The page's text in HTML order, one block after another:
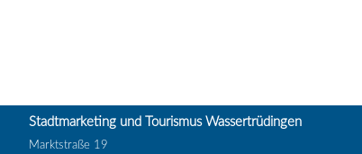
Stadtmarketing und Tourismus Wassertrüdingen
Marktstraße 19